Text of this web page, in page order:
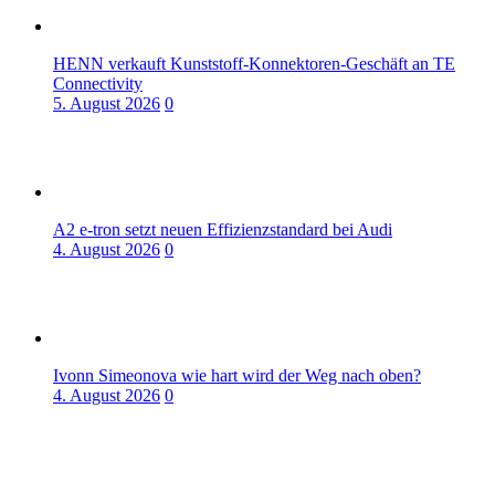
HENN verkauft Kunststoff-Konnektoren-Geschäft an TE
Connectivity
5. August 2026 0
A2 e-tron setzt neuen Effizienzstandard bei Audi
4. August 2026 0
Ivonn Simeonova wie hart wird der Weg nach oben?
4. August 2026 0